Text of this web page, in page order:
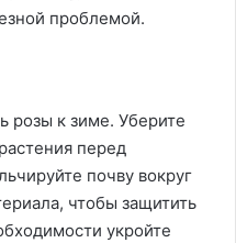
проблемой.
розы к зиме. Уберите
перед
почву вокруг
чтобы защитить
укройте